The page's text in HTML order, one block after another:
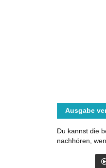
Ausgabe
Du kannst die
nachhören,